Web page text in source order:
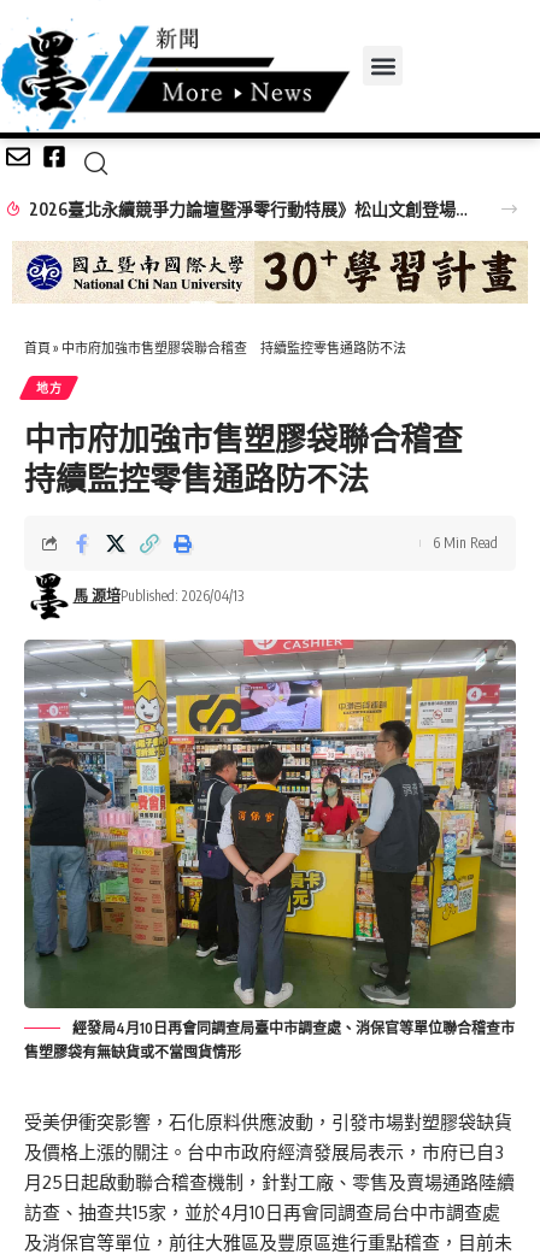
2026臺北永續競爭力論壇暨淨零行動特展》松山文創登場！ 企業、市民化身淨零英雄，成就臺北永續未來
首頁 » 中市府加強市售塑膠袋聯合稽查 持續監控零售通路防不法
地方
中市府加強市售塑膠袋聯合稽查
持續監控零售通路防不法
馬 源培Published: 2026/04/13
6 Min Read
經發局4月10日再會同調查局臺中市調查處、消保官等單位聯合稽查市
售塑膠袋有無缺貨或不當囤貨情形
受美伊衝突影響，石化原料供應波動，引發市場對塑膠袋缺貨
及價格上漲的關注。台中市政府經濟發展局表示，市府已自3
月25日起啟動聯合稽查機制，針對工廠、零售及賣場通路陸續
訪查、抽查共15家，並於4月10日再會同調查局台中市調查處
及消保官等單位，前往大雅區及豐原區進行重點稽查，目前未